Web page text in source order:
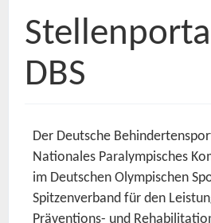
DBS
Der Deutsche
Nationales Paralympisches
im Deutschen Olympischen
Spitzenverband für den
Präventions- und